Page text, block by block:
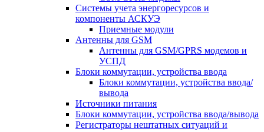
Системы учета энергоресурсов и
компоненты АСКУЭ
Приемные модули
Антенны для GSM
Антенны для GSM/GPRS модемов и
УСПД
Блоки коммутации, устройства ввода
Блоки коммутации, устройства ввода/
вывода
Источники питания
Блоки коммутации, устройства ввода/вывода
Регистраторы нештатных ситуаций и